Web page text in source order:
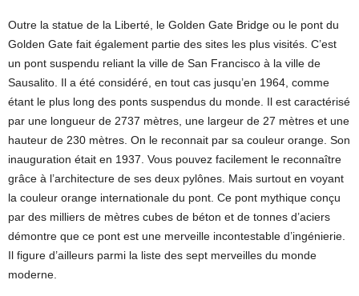
Outre la statue de la Liberté, le Golden Gate Bridge ou le pont du
Golden Gate fait également partie des sites les plus visités. C’est
un pont suspendu reliant la ville de San Francisco à la ville de
Sausalito. Il a été considéré, en tout cas jusqu’en 1964, comme
étant le plus long des ponts suspendus du monde. Il est caractérisé
par une longueur de 2737 mètres, une largeur de 27 mètres et une
hauteur de 230 mètres. On le reconnait par sa couleur orange. Son
inauguration était en 1937. Vous pouvez facilement le reconnaître
grâce à l’architecture de ses deux pylônes. Mais surtout en voyant
la couleur orange internationale du pont. Ce pont mythique conçu
par des milliers de mètres cubes de béton et de tonnes d’aciers
démontre que ce pont est une merveille incontestable d’ingénierie.
Il figure d’ailleurs parmi la liste des sept merveilles du monde
moderne.